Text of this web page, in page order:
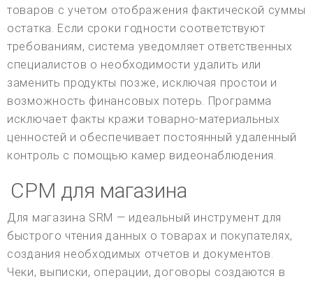
товаров с учетом отображения фактической суммы
остатка. Если сроки годности соответствуют
требованиям, система уведомляет ответственных
специалистов о необходимости удалить или
заменить продукты позже, исключая простои и
возможность финансовых потерь. Программа
исключает факты кражи товарно-материальных
ценностей и обеспечивает постоянный удаленный
контроль с помощью камер видеонаблюдения.
СРМ для магазина
Для магазина SRM — идеальный инструмент для
быстрого чтения данных о товарах и покупателях,
создания необходимых отчетов и документов.
Чеки, выписки, операции, договоры создаются в